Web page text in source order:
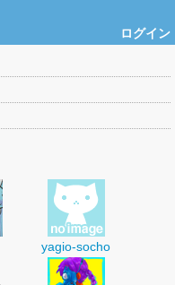
ログイン
yagio-socho